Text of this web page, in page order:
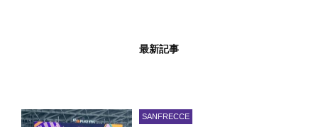
最新記事
SANFRECCE